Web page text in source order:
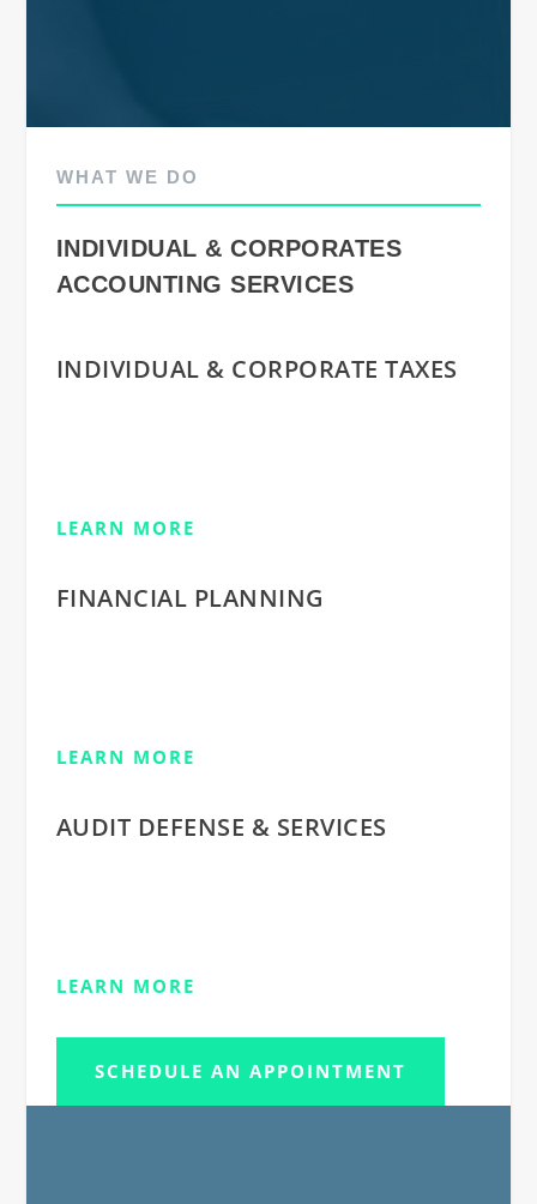
WHAT WE DO
INDIVIDUAL & CORPORATES
ACCOUNTING SERVICES
INDIVIDUAL & CORPORATE TAXES
LEARN MORE
FINANCIAL PLANNING
LEARN MORE
AUDIT DEFENSE & SERVICES
LEARN MORE
SCHEDULE AN APPOINTMENT